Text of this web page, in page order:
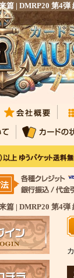
篇 | DMRP20 第4
篇 | DMRP20 第4